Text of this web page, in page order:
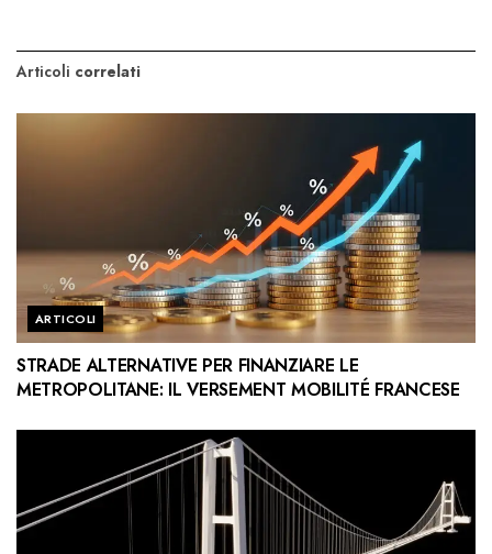
Articoli correlati
ARTICOLI
STRADE ALTERNATIVE PER FINANZIARE LE
METROPOLITANE: IL VERSEMENT MOBILITÉ FRANCESE